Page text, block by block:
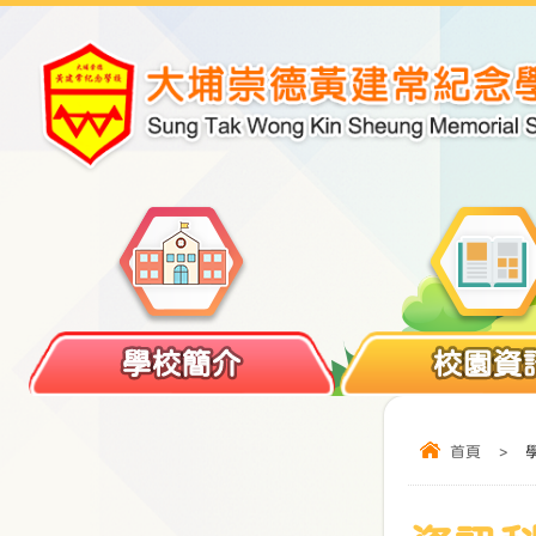
學校簡介 校園資
首頁 >